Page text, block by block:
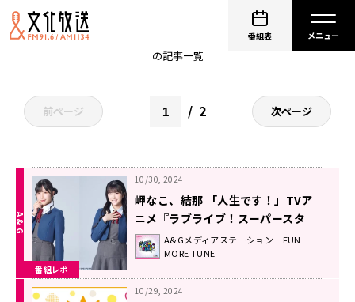
番組表
の記事一覧
前ページ 2 次ページ
番組レポ
10/30, 2024
岬なこ、結那 「人生です！」TVア
ニメ『ラブライブ！スーパースタ
ー!!』3期に込めた想い！
A&Gメディアステーション FUN
MORE TUNE
10/29, 2024